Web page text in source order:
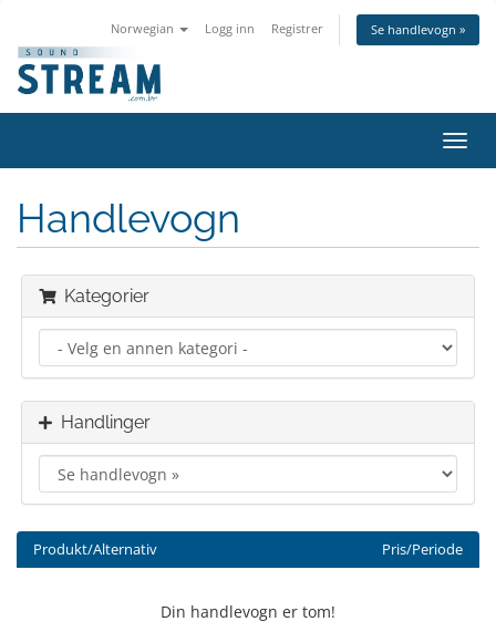
Norwegian Logg inn Registrer Se handlevogn »
Bytt
Handlevogn
Kategorier
Handlinger
Produkt/Alternativ Pris/Periode
Din handlevogn er tom!